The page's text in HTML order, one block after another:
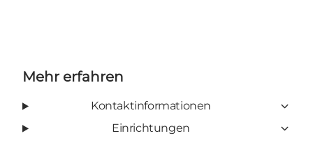
Mehr erfahren
Kontaktinformationen
Einrichtungen